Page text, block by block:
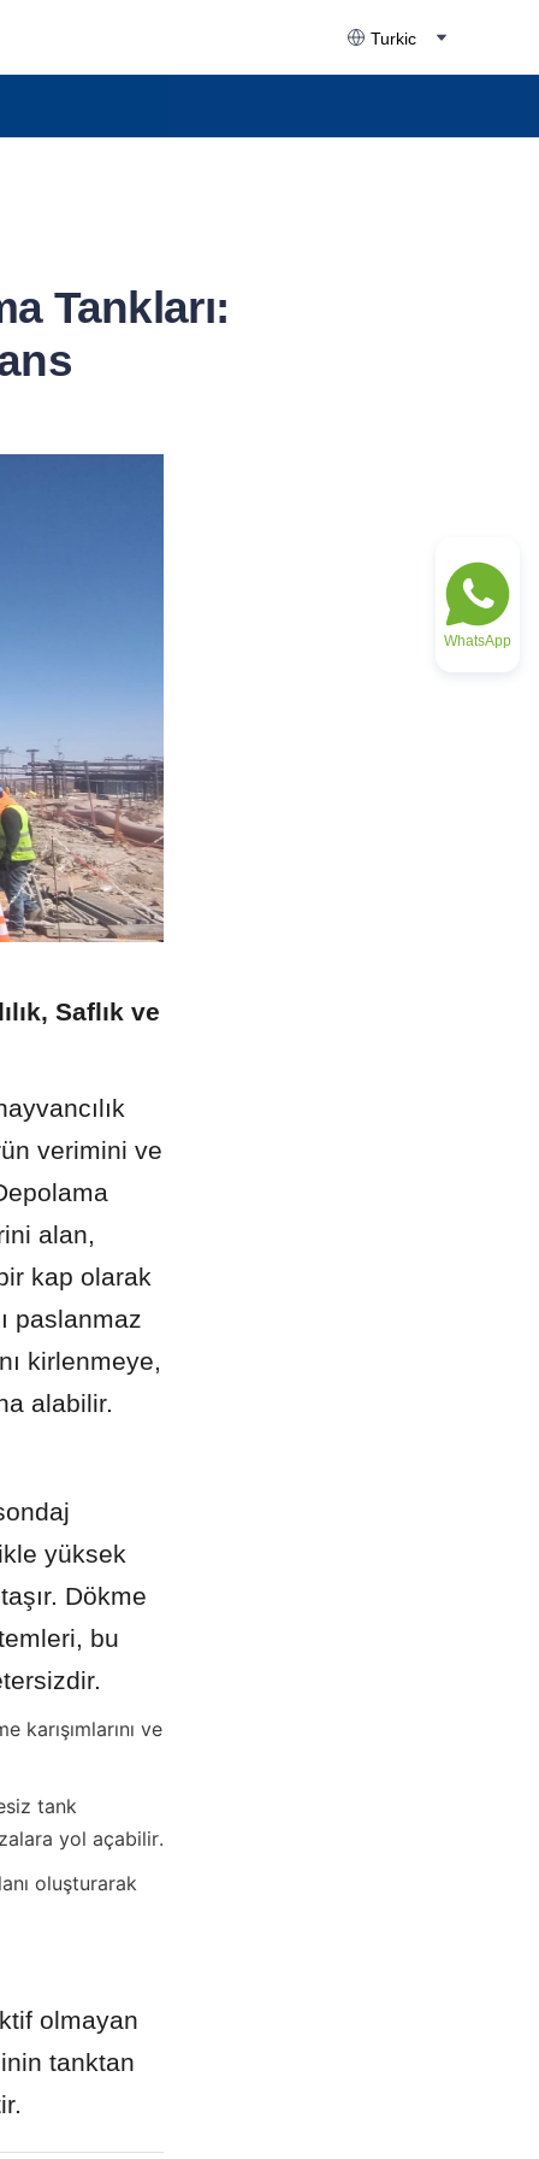
Turkic
Tankları:
Saflık ve
verimini ve
alan,
kap olarak
paslanmaz
kirlenmeye,
alabilir.
yüksek
Dökme
bu
karışımlarını ve
tank
yol açabilir.
oluşturarak
olmayan
tanktan
WhatsApp